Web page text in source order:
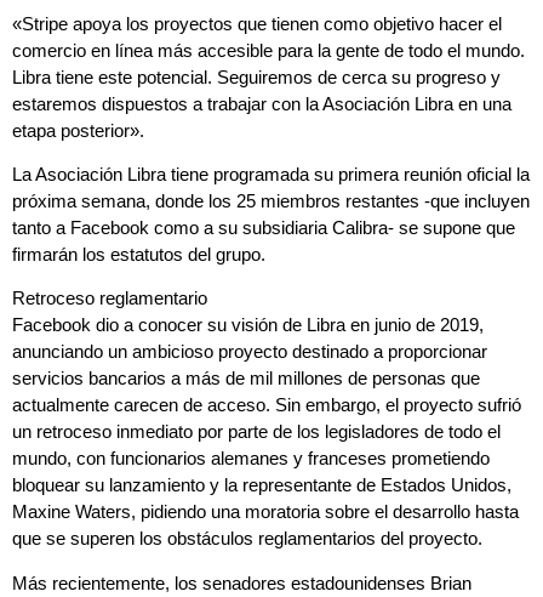
«Stripe apoya los proyectos que tienen como objetivo hacer el
comercio en línea más accesible para la gente de todo el mundo.
Libra tiene este potencial. Seguiremos de cerca su progreso y
estaremos dispuestos a trabajar con la Asociación Libra en una
etapa posterior».
La Asociación Libra tiene programada su primera reunión oficial la
próxima semana, donde los 25 miembros restantes -que incluyen
tanto a Facebook como a su subsidiaria Calibra- se supone que
firmarán los estatutos del grupo.
Retroceso reglamentario
Facebook dio a conocer su visión de Libra en junio de 2019,
anunciando un ambicioso proyecto destinado a proporcionar
servicios bancarios a más de mil millones de personas que
actualmente carecen de acceso. Sin embargo, el proyecto sufrió
un retroceso inmediato por parte de los legisladores de todo el
mundo, con funcionarios alemanes y franceses prometiendo
bloquear su lanzamiento y la representante de Estados Unidos,
Maxine Waters, pidiendo una moratoria sobre el desarrollo hasta
que se superen los obstáculos reglamentarios del proyecto.
Más recientemente, los senadores estadounidenses Brian